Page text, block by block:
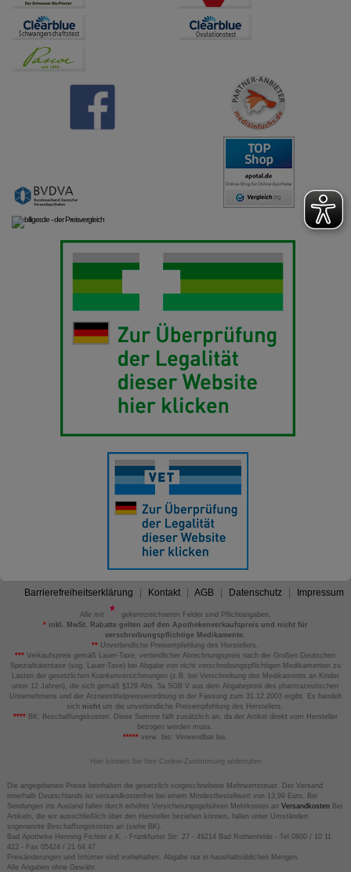
Barrierefreiheitserklärung Kontakt AGB Datenschutz Impressum
Alle mit
gekennzeichneten Felder sind Pflichtangaben.
*inkl. MwSt. Rabatte gelten auf den Apothekenverkaufspreis und nicht für
verschreibungspflichtige Medikamente.
** Unverbindliche Preisempfehlung des Herstellers.
*** Verkaufspreis gemäß Lauer-Taxe; verbindlicher Abrechnungspreis nach der Großen Deutschen
Spezialitätentaxe (sog. Lauer-Taxe) bei Abgabe von nicht verschreibungspflichtigen Medikamenten zu
Lasten der gesetzlichen Krankenversicherungen (z.B. bei Verschreibung des Medikaments an Kinder
unter 12 Jahren), die sich gemäß §129 Abs. 5a SGB V aus dem Abgabepreis des pharmazeutischen
Unternehmens und der Arzneimittelpreisverordnung in der Fassung zum 31.12.2003 ergibt. Es handelt
sich nicht um die unverbindliche Preisempfehlung des Herstellers.
****BK: Beschaffungskosten. Diese Summe fällt zusätzlich an, da der Artikel direkt vom Hersteller
bezogen werden muss.
*****verw. bis: Verwendbar bis.
Hier können Sie Ihre Cookie-Zustimmung widerrufen
Die angegebenen Preise beinhalten die gesetzlich vorgeschriebene Mehrwertsteuer. Der Versand
innerhalb Deutschlands ist versandkostenfrei bei einem Mindestbestellwert von 13,99 Euro. Bei
Sendungen ins Ausland fallen durch erhöhte Versicherungsgebühren Mehrkosten an VersandkostenBei
Artikeln, die wir ausschließlich über den Hersteller beziehen können, fallen unter Umständen
sogenannte Beschaffungskosten an (siehe BK).
Bad Apotheke Henning Fichter e.K. - Frankfurter Str. 27 - 49214 Bad Rothenfelde - Tel 0800 / 10 11
422 - Fax 05424 / 21 64 47
Preisänderungen und Irrtümer sind vorbehalten. Abgabe nur in haushaltsüblichen Mengen.
Alle Angaben ohne Gewähr.